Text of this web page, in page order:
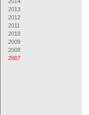
2013
2012
2011
2010
2009
2008
2007